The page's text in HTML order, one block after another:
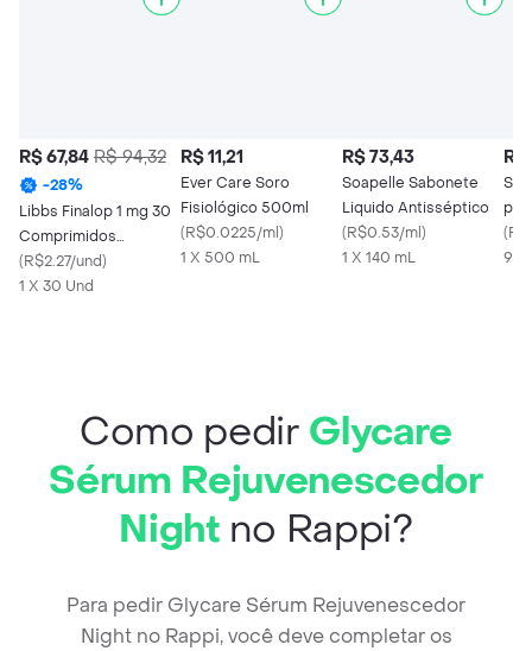
R$ 67,84 R$ 94,32
-28%
Libbs Finalop 1 mg 30
Comprimidos
Revestidos
(R$2.27/und)
1 X 30 Und
R$ 11,21
Ever Care Soro
Fisiológico 500ml
(R$0.0225/ml)
1 X 500 mL
R$ 73,43
Soapelle Sabonete
Liquido Antisséptico
(R$0.53/ml)
1 X 140 mL
R$
(
9
Como pedir Glycare
Sérum Rejuvenescedor
Night no Rappi?
Para pedir Glycare Sérum Rejuvenescedor
Night no Rappi, você deve completar os